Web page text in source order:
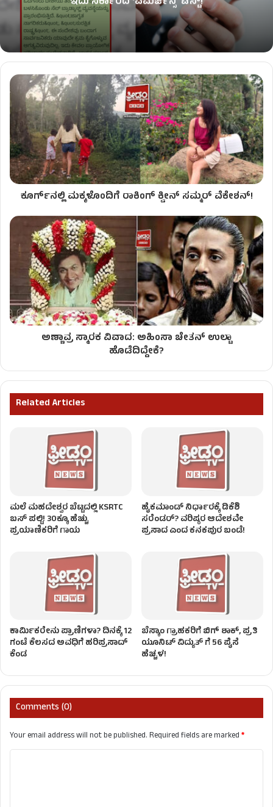
ಕೂರ್ಗ್‌ನಲ್ಲಿ ಮಕ್ಕಳೊಂದಿಗೆ ರಾಕಿಂಗ್ ಕ್ವೀನ್ ಸಮ್ಮರ್ ವೆಕೇಶನ್!
ಅಣ್ಣಾವ್ರ ಸ್ಮಾರಕ ವಿವಾದ: ಅಹಿಂಸಾ ಚೇತನ್ ಉಲ್ಟಾ
ಹೊಡೆದಿದ್ದೇಕೆ?
Related Articles
ಮಲೆ ಮಹದೇಶ್ವರ ಬೆಟ್ಟದಲ್ಲಿ KSRTC
ಬಸ್​​ ಪಲ್ಟಿ! 30ಕ್ಕೂ ಹೆಚ್ಚು
ಪ್ರಯಾಣಿಕರಿಗೆ ಗಾಯ
ಹೈಕಮಾಂಡ್ ನಿರ್ಧಾರಕ್ಕೆ ಡಿಕೆಶಿ
ಸರೆಂಡರ್? ವರಿಷ್ಠರ ಆದೇಶವೇ
ಪ್ರಸಾದ ಎಂದ ಕನಕಪುರ ಬಂಡೆ!
ಕಾರ್ಮಿಕರೇನು ಪ್ರಾಣಿಗಳಾ? ದಿನಕ್ಕೆ 12
ಗಂಟೆ ಕೆಲಸದ ಅವಧಿಗೆ ಹರಿಪ್ರಸಾದ್
ಕೆಂಡ
ಬೆಸ್ಕಾಂ ಗ್ರಾಹಕರಿಗೆ ಬಿಗ್ ಶಾಕ್, ಪ್ರತಿ
ಯೂನಿಟ್ ವಿದ್ಯುತ್ ಗೆ 56 ಪೈಸೆ
ಹೆಚ್ಚಳ!
Comments (0)
Your email address will not be published.Required fields are marked*